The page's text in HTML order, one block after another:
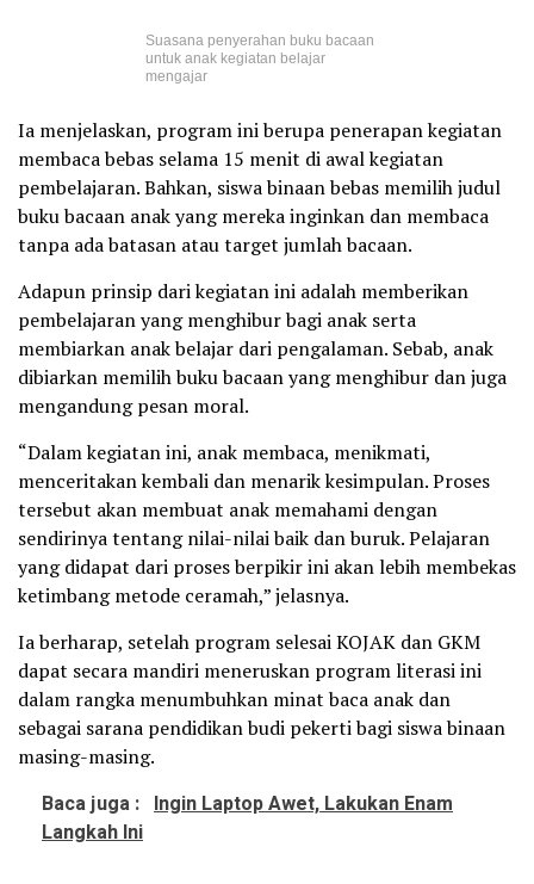
Suasana penyerahan buku bacaan
untuk anak kegiatan belajar
mengajar
Ia menjelaskan, program ini berupa penerapan kegiatan
membaca bebas selama 15 menit di awal kegiatan
pembelajaran. Bahkan, siswa binaan bebas memilih judul
buku bacaan anak yang mereka inginkan dan membaca
tanpa ada batasan atau target jumlah bacaan.
Adapun prinsip dari kegiatan ini adalah memberikan
pembelajaran yang menghibur bagi anak serta
membiarkan anak belajar dari pengalaman. Sebab, anak
dibiarkan memilih buku bacaan yang menghibur dan juga
mengandung pesan moral.
“Dalam kegiatan ini, anak membaca, menikmati,
menceritakan kembali dan menarik kesimpulan. Proses
tersebut akan membuat anak memahami dengan
sendirinya tentang nilai-nilai baik dan buruk. Pelajaran
yang didapat dari proses berpikir ini akan lebih membekas
ketimbang metode ceramah,” jelasnya.
Ia berharap, setelah program selesai KOJAK dan GKM
dapat secara mandiri meneruskan program literasi ini
dalam rangka menumbuhkan minat baca anak dan
sebagai sarana pendidikan budi pekerti bagi siswa binaan
masing-masing.
Baca juga : Ingin Laptop Awet, Lakukan Enam
Langkah Ini